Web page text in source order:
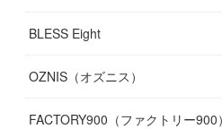
BLESS Eight
OZNIS（オズニス）
FACTORY900（ファクトリー900）